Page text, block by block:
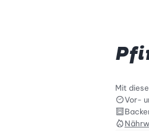
Mit
Vor-